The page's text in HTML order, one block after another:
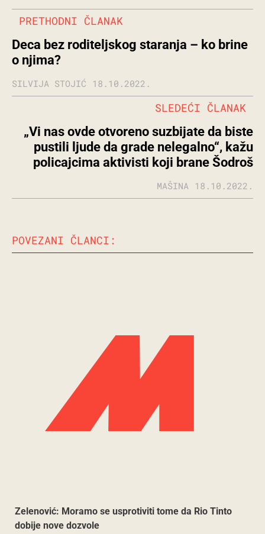
PRETHODNI ČLANAK
Deca bez roditeljskog staranja – ko brine
o njima?
SILVIJA STOJIĆ 18.10.2022.
„Vi nas ovde otvoreno suzbijate da biste
pustili ljude da grade nelegalno“, kažu
policajcima aktivisti koji brane Šodroš
SLEDEĆI ČLANAK
MAŠINA 18.10.2022.
POVEZANI ČLANCI:
Zelenović: Moramo se usprotiviti tome da Rio Tinto
dobije nove dozvole